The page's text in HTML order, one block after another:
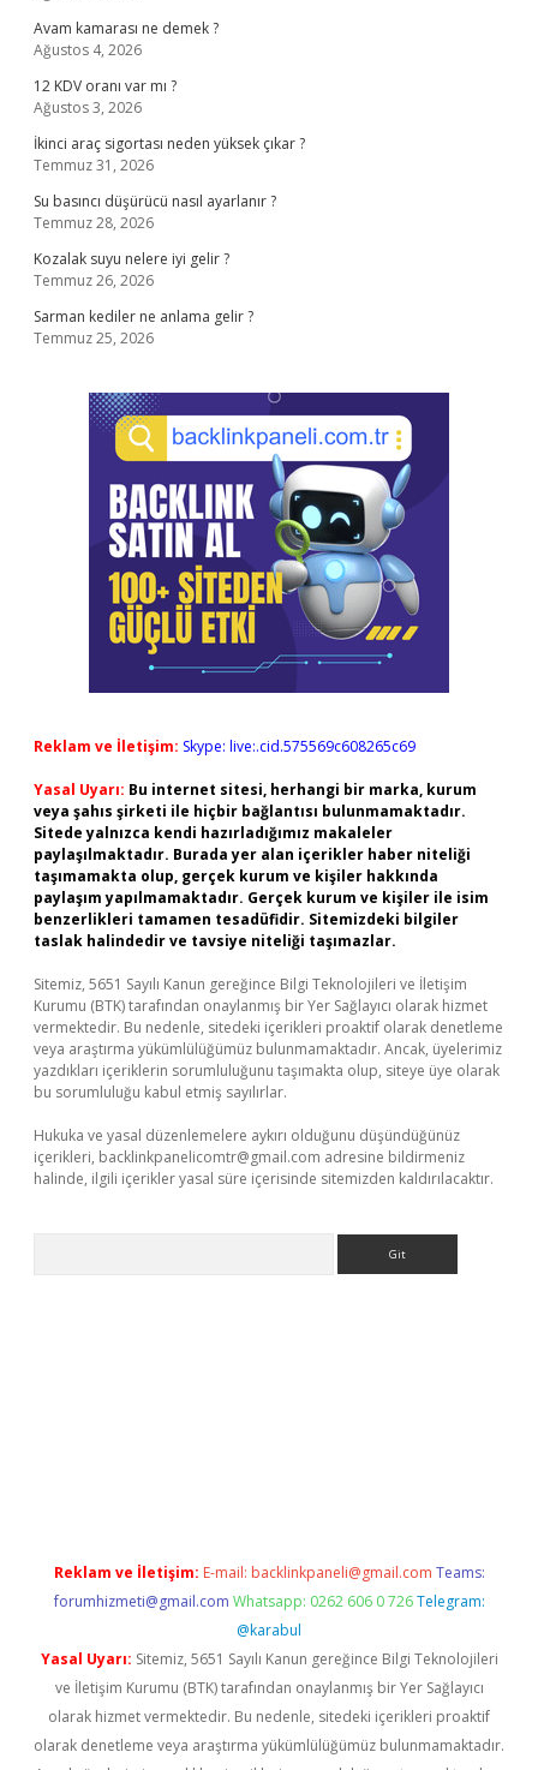
Avam kamarası ne demek ?
Ağustos 4, 2026
12 KDV oranı var mı ?
Ağustos 3, 2026
İkinci araç sigortası neden yüksek çıkar ?
Temmuz 31, 2026
Su basıncı düşürücü nasıl ayarlanır ?
Temmuz 28, 2026
Kozalak suyu nelere iyi gelir ?
Temmuz 26, 2026
Sarman kediler ne anlama gelir ?
Temmuz 25, 2026
Reklam ve İletişim: Skype: live:.cid.575569c608265c69
Yasal Uyarı: Bu internet sitesi, herhangi bir marka, kurum
veya şahıs şirketi ile hiçbir bağlantısı bulunmamaktadır.
Sitede yalnızca kendi hazırladığımız makaleler
paylaşılmaktadır. Burada yer alan içerikler haber niteliği
taşımamakta olup, gerçek kurum ve kişiler hakkında
paylaşım yapılmamaktadır. Gerçek kurum ve kişiler ile isim
benzerlikleri tamamen tesadüfidir. Sitemizdeki bilgiler
taslak halindedir ve tavsiye niteliği taşımazlar.
Sitemiz, 5651 Sayılı Kanun gereğince Bilgi Teknolojileri ve İletişim
Kurumu (BTK) tarafından onaylanmış bir Yer Sağlayıcı olarak hizmet
vermektedir. Bu nedenle, sitedeki içerikleri proaktif olarak denetleme
veya araştırma yükümlülüğümüz bulunmamaktadır. Ancak, üyelerimiz
yazdıkları içeriklerin sorumluluğunu taşımakta olup, siteye üye olarak
bu sorumluluğu kabul etmiş sayılırlar.
Hukuka ve yasal düzenlemelere aykırı olduğunu düşündüğünüz
içerikleri, backlinkpanelicomtr@gmail.com adresine bildirmeniz
halinde, ilgili içerikler yasal süre içerisinde sitemizden kaldırılacaktır.
Reklam ve İletişim: E-mail: backlinkpaneli@gmail.com Teams:
forumhizmeti@gmail.com Whatsapp: 0262 606 0 726 Telegram:
@karabul
Yasal Uyarı: Sitemiz, 5651 Sayılı Kanun gereğince Bilgi Teknolojileri
ve İletişim Kurumu (BTK) tarafından onaylanmış bir Yer Sağlayıcı
olarak hizmet vermektedir. Bu nedenle, sitedeki içerikleri proaktif
olarak denetleme veya araştırma yükümlülüğümüz bulunmamaktadır.